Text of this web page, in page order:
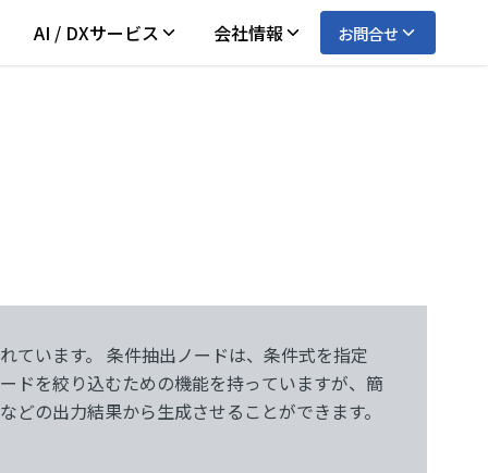
AI / DXサービス 会社情報 お問合せ
どの出力結果から生成させることができます。